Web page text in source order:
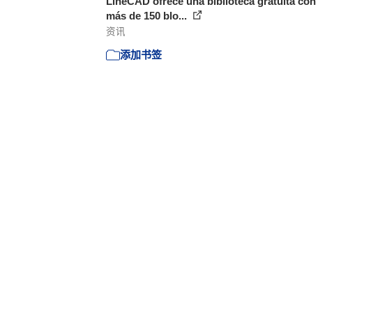
más de 150 blo...
资讯
添加书签